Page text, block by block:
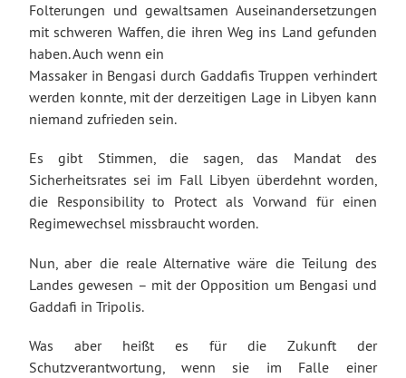
Folterungen und gewaltsamen Auseinandersetzungen
mit schweren Waffen, die ihren Weg ins Land gefunden
haben. Auch wenn ein
Massaker in Bengasi durch Gaddafis Truppen verhindert
werden konnte, mit der derzeitigen Lage in Libyen kann
niemand zufrieden sein.
Es gibt Stimmen, die sagen, das Mandat des
Sicherheitsrates sei im Fall Libyen überdehnt worden,
die Responsibility to Protect als Vorwand für einen
Regimewechsel missbraucht worden.
Nun, aber die reale Alternative wäre die Teilung des
Landes gewesen – mit der Opposition um Bengasi und
Gaddafi in Tripolis.
Was aber heißt es für die Zukunft der
Schutzverantwortung, wenn sie im Falle einer